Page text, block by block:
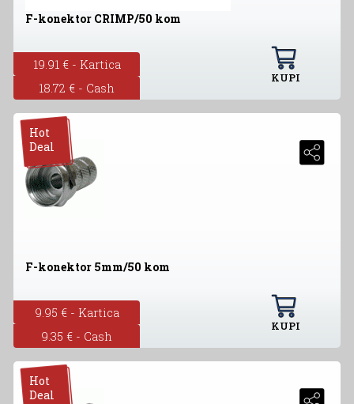
F-konektor CRIMP/50 kom
19.91 € - Kartica
18.72 € - Cash
KUPI
Hot
Deal
F-konektor 5mm/50 kom
9.95 € - Kartica
9.35 € - Cash
KUPI
Hot
Deal